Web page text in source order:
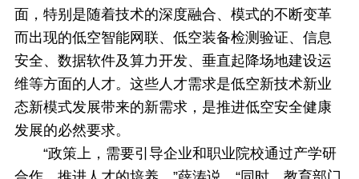
面，特别是随着技术的深度融合、模式的不断变革
而出现的低空智能网联、低空装备检测验证、信息
安全、数据软件及算力开发、垂直起降场地建设运
维等方面的人才。这些人才需求是低空新技术新业
态新模式发展带来的新需求，是推进低空安全健康
发展的必然要求。
“政策上，需要引导企业和职业院校通过产学研